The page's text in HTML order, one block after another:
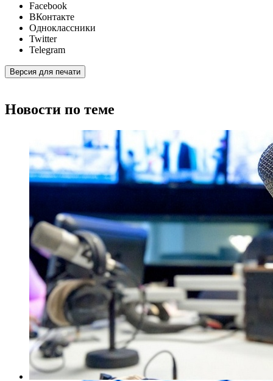
Facebook
ВКонтакте
Одноклассники
Twitter
Telegram
Версия для печати
Новости по теме